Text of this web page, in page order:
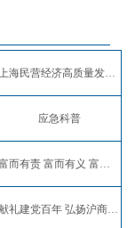
上海民营经济高质量发展服务月
应急科普
富而有责 富而有义 富而有爱
献礼建党百年 弘扬沪商精神